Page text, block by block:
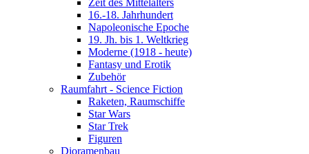
Zeit des Mittelalters
16.-18. Jahrhundert
Napoleonische Epoche
19. Jh. bis 1. Weltkrieg
Moderne (1918 - heute)
Fantasy und Erotik
Zubehör
Raumfahrt - Science Fiction
Raketen, Raumschiffe
Star Wars
Star Trek
Figuren
Dioramenbau